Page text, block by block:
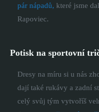
pár nápadů, které jsme
Rapoviec.
Potisk na sportovní
Dresy na míru si u nás
dají také rukávy a zadní
celý svůj tým vytvoříš